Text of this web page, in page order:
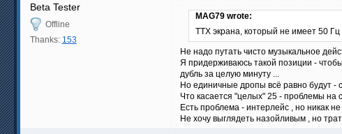
Beta Tester
Offline
Thanks: 153
MAG79 wrote:
ТТХ экрана, который не имеет 50
Не надо путать чисто музыкальное
Я придерживаюсь такой позиции -
дубль за целую минуту ...
Но единичные дропы всё равно будут -
Что касается "целых" 25 - проблемы на
Есть проблема - интерлейс , но никак не
Не хочу выглядеть назойливым , но